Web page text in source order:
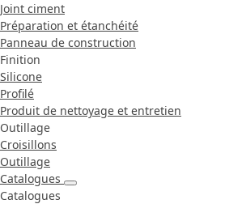
Joint ciment
Préparation et étanchéité
Panneau de construction
Finition
Silicone
Profilé
Produit de nettoyage et entretien
Outillage
Croisillons
Outillage
Catalogues
Catalogues